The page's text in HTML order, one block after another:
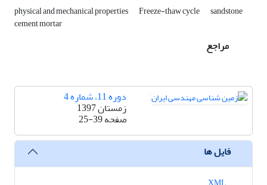
physical and mechanical properties Freeze-thaw cycle sandstone
cement mortar
مراجع
دوره 11، شماره 4
زمستان 1397
صفحه25-39
فایل ها